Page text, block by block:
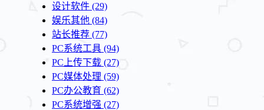
设计软件 (29)
娱乐其他 (84)
站长推荐 (77)
PC系统工具 (94)
PC上传下载 (27)
PC媒体处理 (59)
PC办公教育 (62)
PC系统增强 (27)